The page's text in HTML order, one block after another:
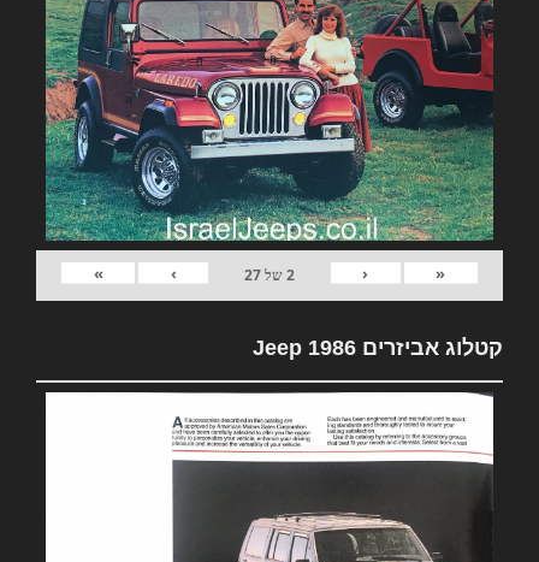
«
‹
2של27
›
»
קטלוג אביזרים Jeep 1986